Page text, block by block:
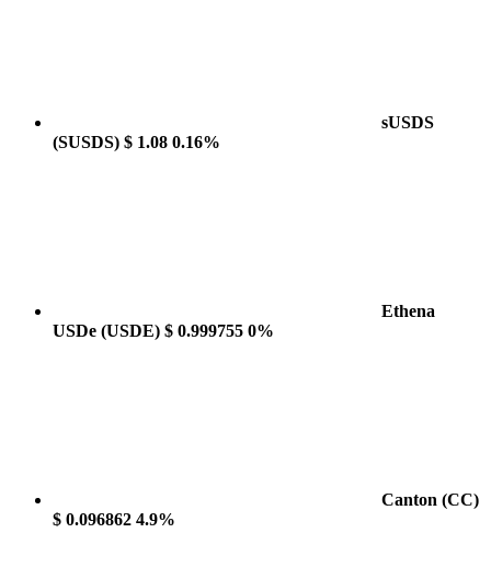
sUSDS
(SUSDS) $ 1.08 0.16%
Ethena
USDe (USDE) $ 0.999755 0%
Canton (CC)
$ 0.096862 4.9%